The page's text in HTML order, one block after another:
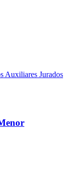
Auxiliares Jurados